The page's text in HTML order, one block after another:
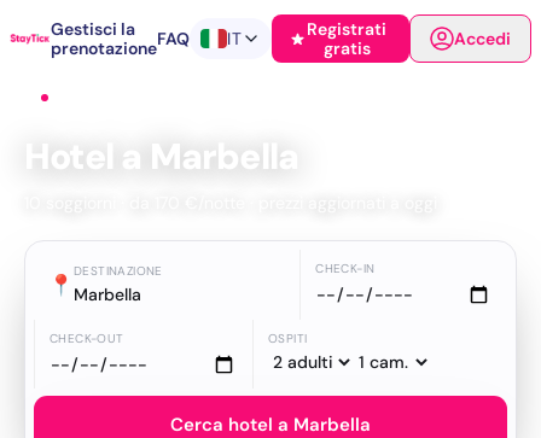
Gestisci la
prenotazioneFAQ IT
Registrati
gratis
Accedi
Hotel a Marbella
📍 DESTINAZIONE
Marbella
CHECK-IN
CHECK-OUT OSPITI
Cerca hotel a Marbella